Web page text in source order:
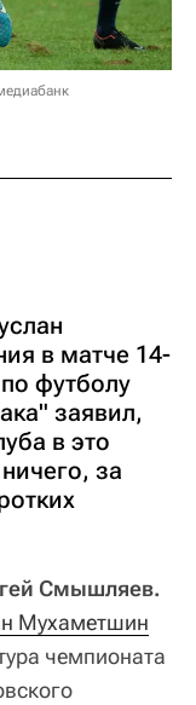
в матче 14-
футболу
заявил,
в это
за
Смышляев.
Мухаметшин
чемпионата